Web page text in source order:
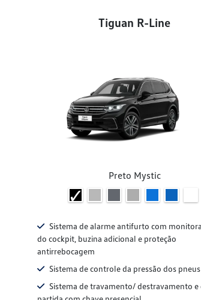
Tiguan R-Line
Preto Mystic
Sistema de alarme antifurto com
do cockpit, buzina adicional e proteção
antirrebocagem
Sistema de controle da pressão dos pneus
Sistema de travamento/ destravamento e